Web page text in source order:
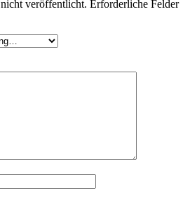
veröffentlicht. Erforderliche Felder